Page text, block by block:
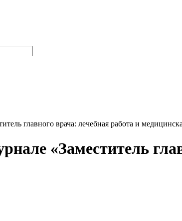
главного врача: лечебная работа и
«Заместитель